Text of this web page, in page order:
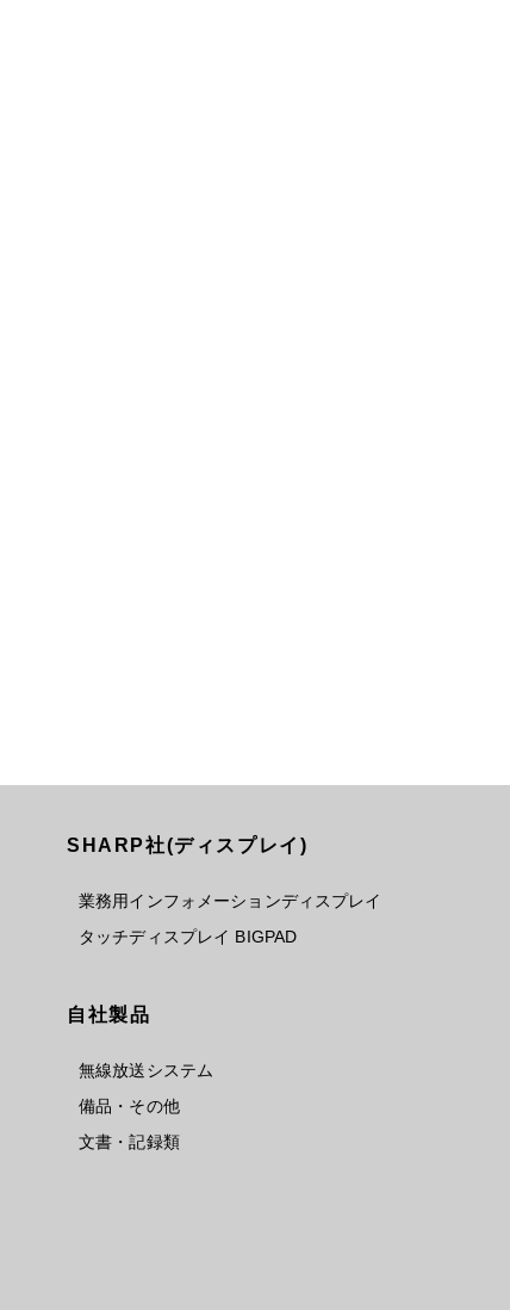
SHARP社(ディスプレイ)
業務用インフォメーションディスプレイ
タッチディスプレイ BIGPAD
自社製品
無線放送システム
備品・その他
文書・記録類